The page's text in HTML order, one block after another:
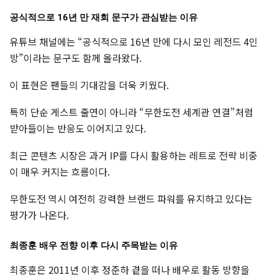
공식적으로 16년 만 재회 문구가 관심받는 이유
유튜브 채널에는 “공식적으로 16년 만에 다시 모인 레전드 4인
방”이라는 문구도 함께 올라왔다.
이 표현은 팬들의 기대감을 더욱 키웠다.
특히 단순 게스트 출연이 아니라 “무한도전 세계관 연결”처럼
받아들이는 반응도 이어지고 있다.
최근 콘텐츠 시장은 과거 IP를 다시 활용하는 레트로 전략 비중
이 매우 커지는 흐름이다.
무한도전 역시 여전히 강력한 브랜드 파워를 유지하고 있다는
평가가 나온다.
최종훈 배우 전향 이후 다시 주목받는 이유
최종훈은 2011년 이후 정준하 곁을 떠나 배우로 활동 방향을